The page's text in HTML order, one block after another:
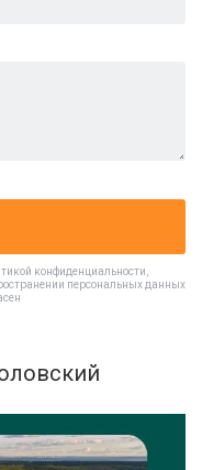
конфиденциальности
персональных данных